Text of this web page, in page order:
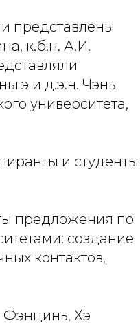
представлены
к.б.н. А.И.
и д.э.н. Чэнь
университета,
и студенты
предложения по
создание
контактов,
Хэ